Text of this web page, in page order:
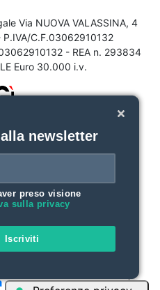
Via NUOVA VALASSINA, 4
P.IVA/C.F.03062910132
- REA n. 293834
Euro 30.000 i.v.
newsletter
preso visione
sulla privacy
Iscriviti
alla privacy